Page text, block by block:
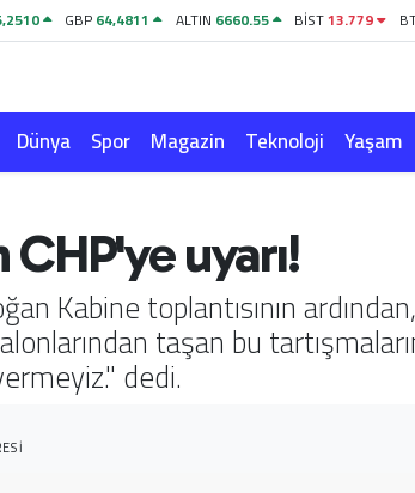
GBP64,4811 ALTIN 6660.55 BİST13.779
Dünya Spor Magazin Teknoloji Yaşam
uyarı!
Kabine toplantısının
taşan bu
dedi.